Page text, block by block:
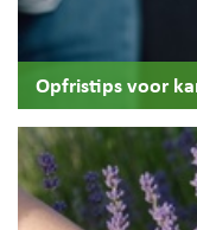
Opfristips voor